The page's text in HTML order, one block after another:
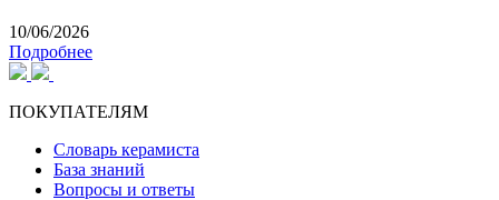
10/06/2026
Подробнее
ПОКУПАТЕЛЯМ
Словарь керамиста
База знаний
Вопросы и ответы